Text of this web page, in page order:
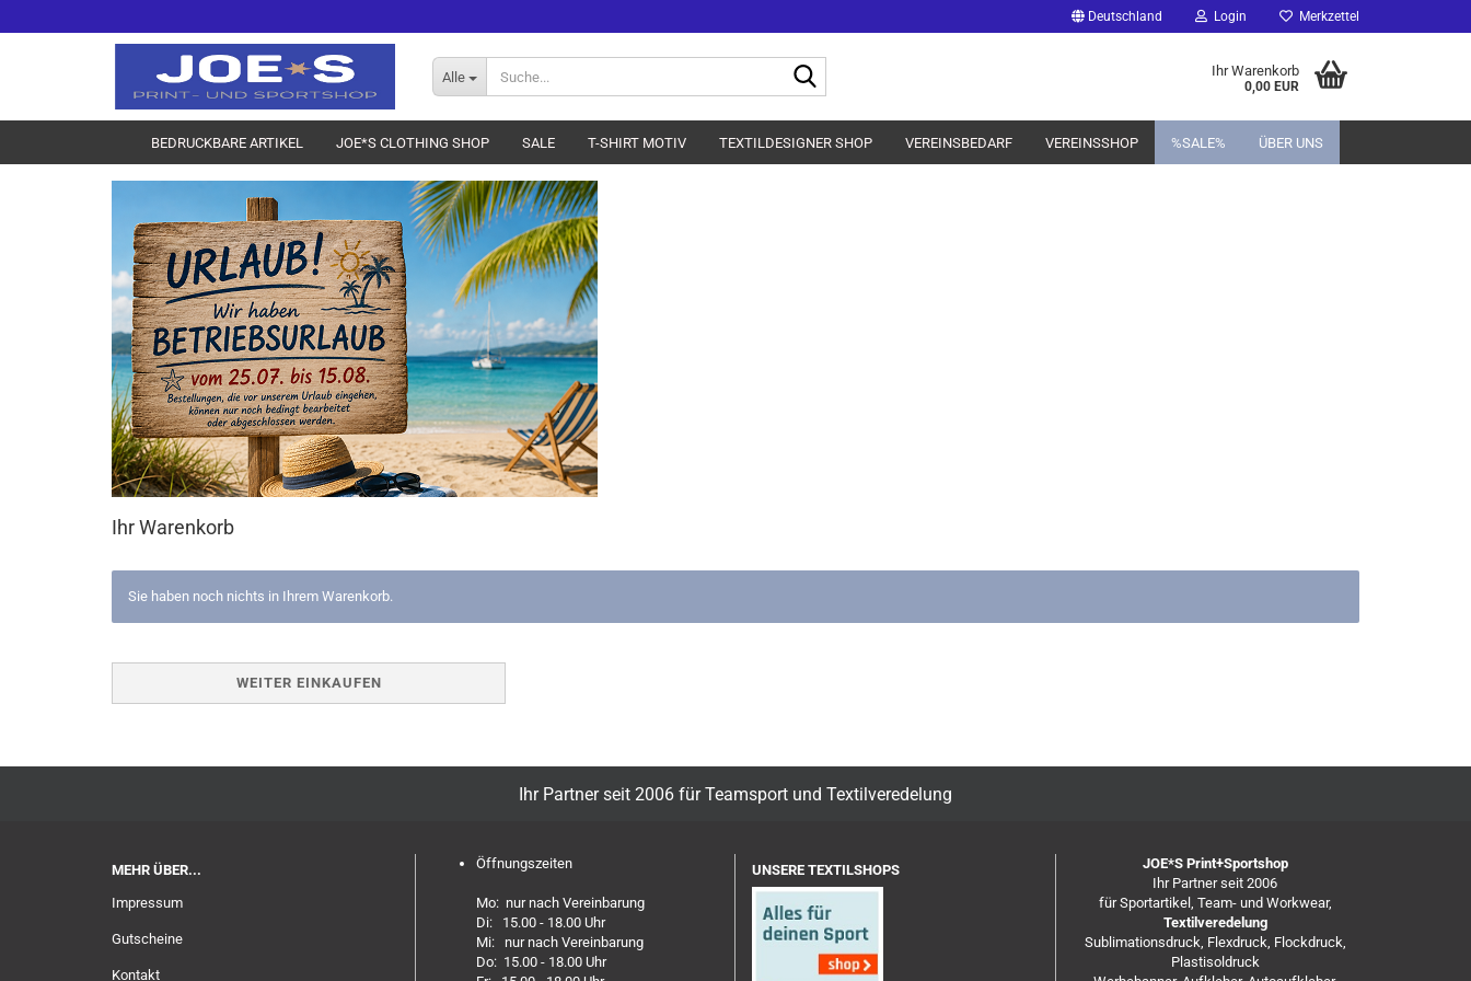
Deutschland Login Merkzettel
Alle Ihr Warenkorb
0,00 EUR
BEDRUCKBARE ARTIKEL JOE*S CLOTHING SHOP SALE T-SHIRT MOTIV TEXTILDESIGNER SHOP VEREINSBEDARF VEREINSSHOP %SALE% ÜBER UNS
Ihr Warenkorb
Sie haben noch nichts in Ihrem Warenkorb.
WEITER EINKAUFEN
Ihr Partner seit 2006 für Teamsport und Textilveredelung
MEHR ÜBER...
Impressum
Gutscheine
Kontakt
Öffnungszeiten
Mo: nur nach Vereinbarung
Di: 15.00 - 18.00 Uhr
Mi: nur nach Vereinbarung
Do: 15.00 - 18.00 Uhr
UNSERE TEXTILSHOPS
JOE*S Print+Sportshop
Ihr Partner seit 2006
für Sportartikel, Team- und Workwear,
Textilveredelung
Sublimationsdruck, Flexdruck, Flockdruck,
Plastisoldruck